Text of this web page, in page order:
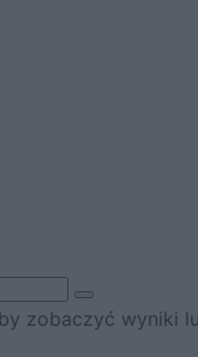
zobaczyć wyniki